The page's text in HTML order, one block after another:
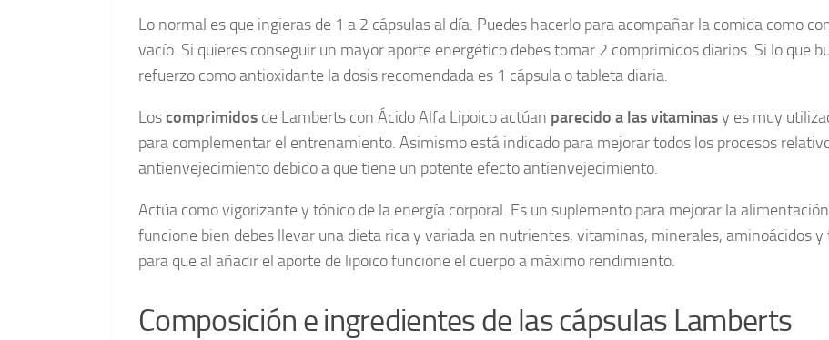
Lo normal es que ingieras de 1 a 2 cápsulas al día. Puedes hacerlo para acompañar la comida como
vacío. Si quieres conseguir un mayor aporte energético debes tomar 2 comprimidos diarios. Si lo que
refuerzo como antioxidante la dosis recomendada es 1 cápsula o tableta diaria.
Loscomprimidos de Lamberts con Ácido Alfa Lipoico actúan parecido a las vitaminasy es muy
para complementar el entrenamiento. Asimismo está indicado para mejorar todos los procesos
antienvejecimiento debido a que tiene un potente efecto antienvejecimiento.
Actúa como vigorizante y tónico de la energía corporal. Es un suplemento para mejorar la
funcione bien debes llevar una dieta rica y variada en nutrientes, vitaminas, minerales, aminoácidos y
para que al añadir el aporte de lipoico funcione el cuerpo a máximo rendimiento.
Composición e ingredientes de las cápsulas Lamberts